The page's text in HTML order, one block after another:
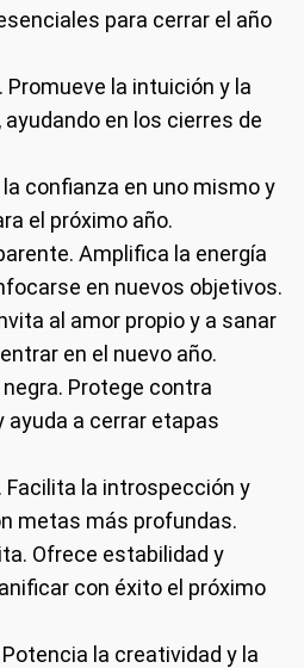
para cerrar el año
Promueve la intuición y la
en los cierres de
confianza en uno mismo y
el próximo año.
Amplifica la energía
en nuevos objetivos.
al amor propio y a sanar
en el nuevo año.
Protege contra
ayuda a cerrar etapas
la introspección y
metas más profundas.
Ofrece estabilidad y
con éxito el próximo
la creatividad y la